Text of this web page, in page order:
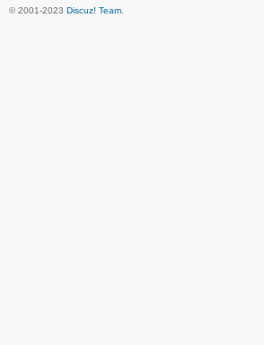
© 2001-2023 Discuz! Team